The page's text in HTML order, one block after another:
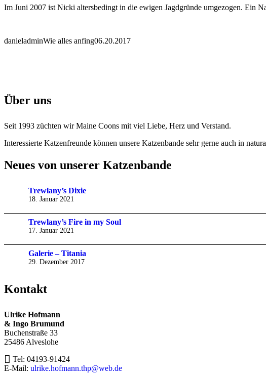
Im Juni 2007 ist Nicki altersbedingt in die ewigen Jagdgründe umgezogen. Ein
danieladminWie alles anfing06.20.2017
Über uns
Seit 1993 züchten wir Maine Coons mit viel Liebe, Herz und Verstand.
Interessierte Katzenfreunde können unsere Katzenbande sehr gerne auch in
Neues von unserer Katzenbande
Trewlany’s Dixie
18. Januar 2021
Trewlany’s Fire in my Soul
17. Januar 2021
Galerie – Titania
29. Dezember 2017
Kontakt
Ulrike Hofmann
& Ingo Brumund
Buchenstraße 33
25486 Alveslohe
Tel: 04193-91424
E-Mail: ulrike.hofmann.thp@web.de